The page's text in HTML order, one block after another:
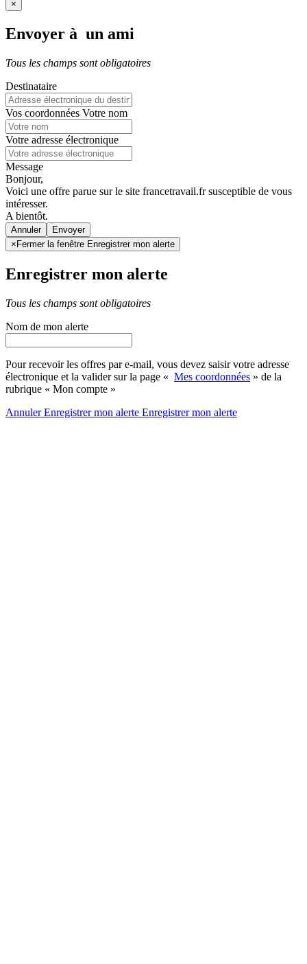
×
Envoyer à un ami
Tous les champs sont obligatoires
Destinataire
Vos coordonnées Votre nom
Votre adresse électronique
Message
Bonjour,
Voici une offre parue sur le site francetravail.fr susceptible de vous
intéresser.
A bientôt.
Annuler
× Fermer la fenêtre Enregistrer mon alerte
Enregistrer mon alerte
Tous les champs sont obligatoires
Nom de mon alerte
Pour recevoir les offres par e-mail, vous devez saisir votre adresse
électronique et la valider sur la page « Mes coordonnées » de la
rubrique « Mon compte »
AnnulerEnregistrer mon alerte Enregistrermon alerte